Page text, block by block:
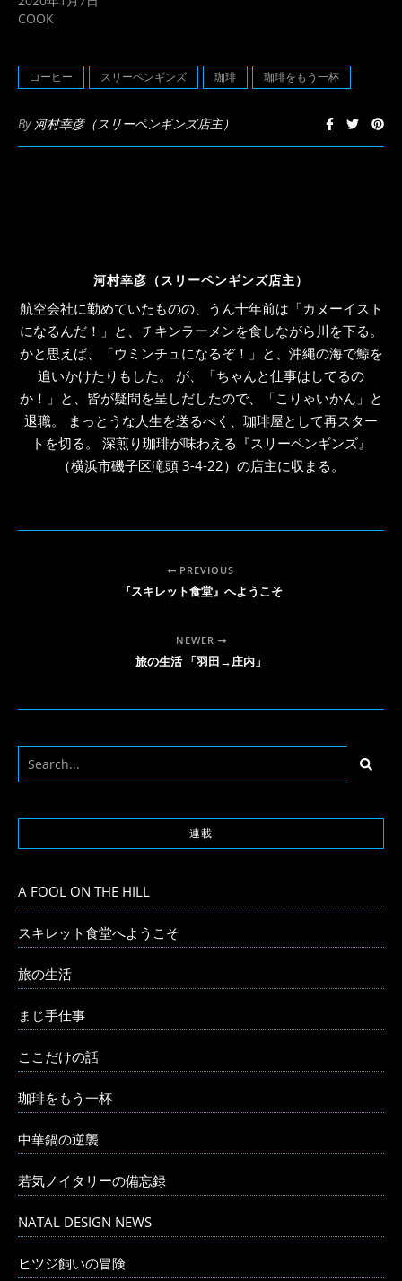
き
ま
い
ウ
で
開
す)
COOK
コーヒー スリーペンギンズ 珈琲 珈琲をもう一杯
By 河村幸彦（スリーペンギンズ店主）
河村幸彦（スリーペンギンズ店主）
航空会社に勤めていたものの、うん十年前は「カヌーイスト
になるんだ！」と、チキンラーメンを食しながら川を下る。
かと思えば、「ウミンチュになるぞ！」と、沖縄の海で鯨を
追いかけたりもした。 が、「ちゃんと仕事はしてるの
か！」と、皆が疑問を呈しだしたので、「こりゃいかん」と
退職。 まっとうな人生を送るべく、珈琲屋として再スター
トを切る。 深煎り珈琲が味わえる『スリーペンギンズ』
（横浜市磯子区滝頭 3-4-22）の店主に収まる。
PREVIOUS
『スキレット食堂』へようこそ
NEWER
旅の生活 「羽田→庄内」
連載
A FOOL ON THE HILL
スキレット食堂へようこそ
旅の生活
まじ手仕事
ここだけの話
珈琲をもう一杯
中華鍋の逆襲
若気ノイタリーの備忘録
NATAL DESIGN NEWS
ヒツジ飼いの冒険